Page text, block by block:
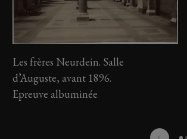
Les frères Neurdein. Salle
d’Auguste, avant 1896.
Epreuve albuminée